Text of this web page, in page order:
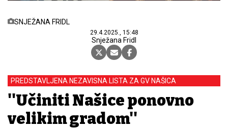
SNJEŽANA FRIDL
29.4.2025., 15:48
Snježana Fridl
PREDSTAVLJENA NEZAVISNA LISTA ZA GV NAŠICA
''Učiniti Našice ponovno
velikim gradom''